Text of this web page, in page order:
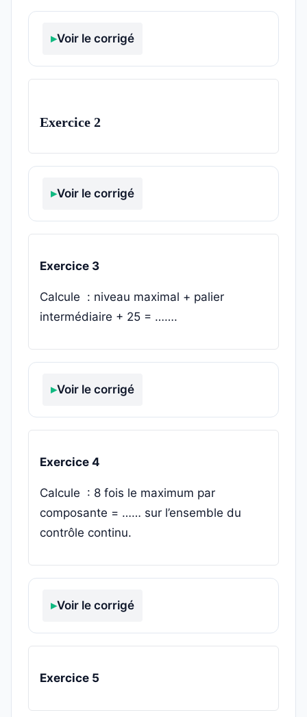
Voir le corrigé
Exercice 2
Voir le corrigé
Exercice 3
Calcule : niveau maximal + palier
intermédiaire + 25 = …….
Voir le corrigé
Exercice 4
Calcule : 8 fois le maximum par
composante = …… sur l’ensemble du
contrôle continu.
Voir le corrigé
Exercice 5